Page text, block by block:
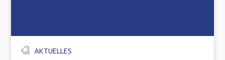
AKTUELLES